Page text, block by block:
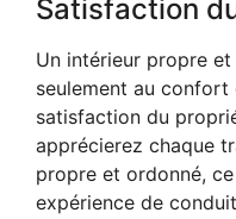
Satisfaction
Un intérieur propre
seulement au confort
satisfaction du
apprécierez chaque
propre et ordonné,
expérience de